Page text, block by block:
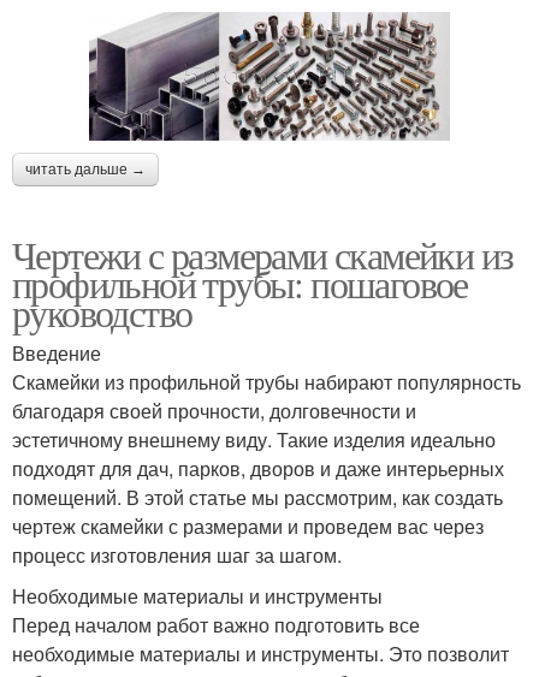
читать дальше →
Чертежи с размерами скамейки из
профильной трубы: пошаговое
руководство
Введение
Скамейки из профильной трубы набирают популярность
благодаря своей прочности, долговечности и
эстетичному внешнему виду. Такие изделия идеально
подходят для дач, парков, дворов и даже интерьерных
помещений. В этой статье мы рассмотрим, как создать
чертеж скамейки с размерами и проведем вас через
процесс изготовления шаг за шагом.
Необходимые материалы и инструменты
Перед началом работ важно подготовить все
необходимые материалы и инструменты. Это позволит